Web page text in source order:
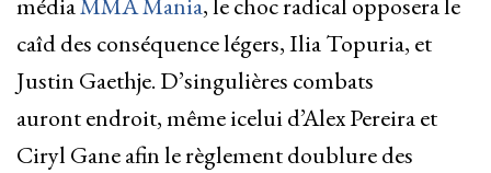
caîd des conséquence légers, Ilia Topuria, et
Justin Gaethje. D’singulières combats
auront endroit, même icelui d’Alex Pereira et
Ciryl Gane afin le règlement doublure des